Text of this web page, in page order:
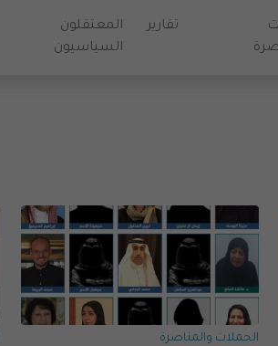
تقارير
المعتقلون
السياسيون
الحملات والمناصرة